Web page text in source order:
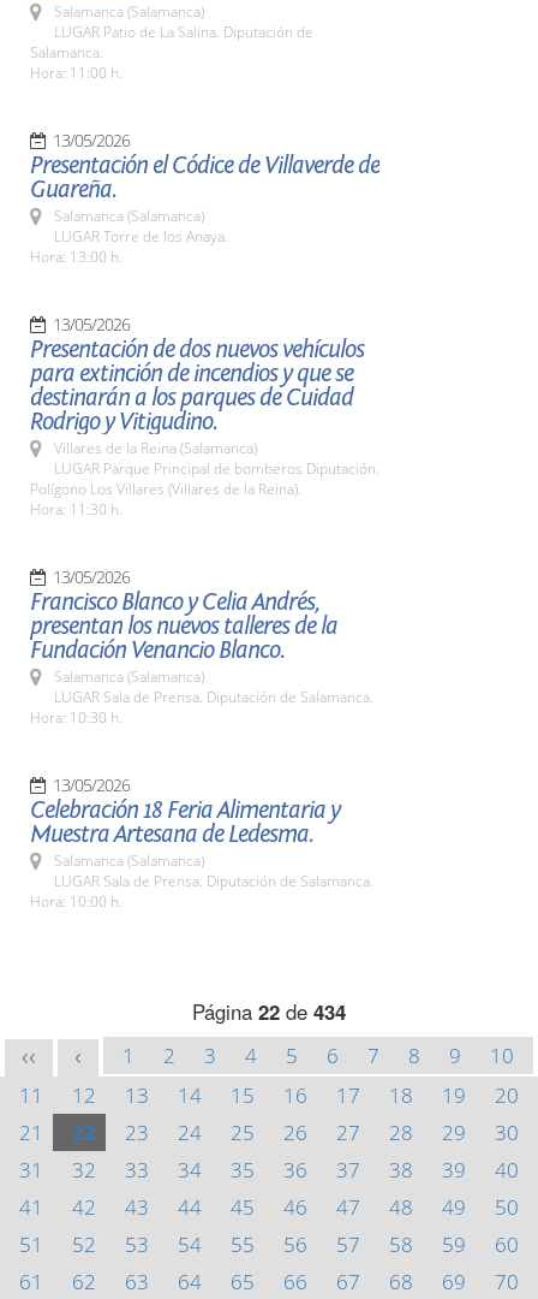
Salamanca (Salamanca)
LUGAR Patio de La Salina. Diputación de
Salamanca.
Hora: 11:00 h.
13/05/2026
Presentación el Códice de Villaverde de
Guareña.
Salamanca (Salamanca)
LUGAR Torre de los Anaya.
Hora: 13:00 h.
13/05/2026
Presentación de dos nuevos vehículos
para extinción de incendios y que se
destinarán a los parques de Cuidad
Rodrigo y Vitigudino.
Villares de la Reina (Salamanca)
LUGAR Parque Principal de bomberos Diputación.
Polígono Los Villares (Villares de la Reina).
Hora: 11:30 h.
13/05/2026
Francisco Blanco y Celia Andrés,
presentan los nuevos talleres de la
Fundación Venancio Blanco.
Salamanca (Salamanca)
LUGAR Sala de Prensa. Diputación de Salamanca.
Hora: 10:30 h.
13/05/2026
Celebración 18 Feria Alimentaria y
Muestra Artesana de Ledesma.
Salamanca (Salamanca)
LUGAR Sala de Prensa. Diputación de Salamanca.
Hora: 10:00 h.
Página 22 de 434
<< < 1 2 3 4 5 6 7 8 9
10
11
12 13 14 15 16 17 18 19
20
21
22 23 24 25 26 27 28 29
30
31
32 33 34 35 36 37 38 39
40
41
42 43 44 45 46 47 48 49
50
51
52 53 54 55 56 57 58 59
60
61
62 63 64 65 66 67 68 69
70